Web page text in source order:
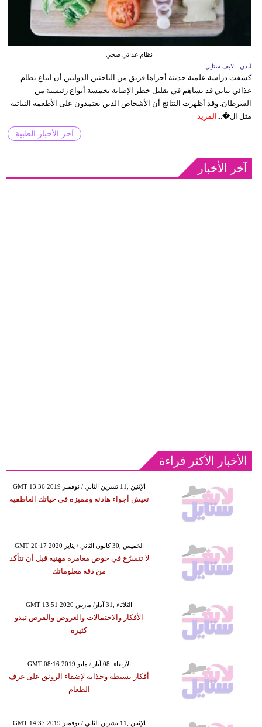
نظام غذائي صحي
لندن - لايف ستايل
كشفت دراسة علمية حديثة أجراها فريق من الباحثين الدوليين أن اتباع نظام
غذائي نباتي قد يساهم في تقليل خطر الإصابة بخمسة أنواع رئيسية من
السرطان. وقد أظهرت النتائج أن الأشخاص الذين يعتمدون على الأطعمة النباتية
مثل ال�...
المزيد
آخر الأخبار الطبية
آخر الأخبار
الأخبار الأكثر قراءة
GMT 13:36 2019 الإثنين ,11 تشرين الثاني / نوفمبر
تعيش أجواء هادئة ومميزة في حياتك العاطفية
GMT 20:17 2020 الخميس ,30 كانون الثاني / يناير
لا تتسرّع في خوض مغامرة مهنية قبل أن تتأكد
من دقة معلوماتك
GMT 13:51 2020 الثلاثاء ,31 آذار/ مارس
الأفكار والاحتمالات والعروض والفرص تبدو
كثيرة
GMT 08:16 2019 الأربعاء ,08 أيار / مايو
أفكار بسيطة وجذابة لإضفاء الرونق على غرف
الطعام
GMT 14:37 2019 الإثنين ,11 تشرين الثاني / نوفمبر